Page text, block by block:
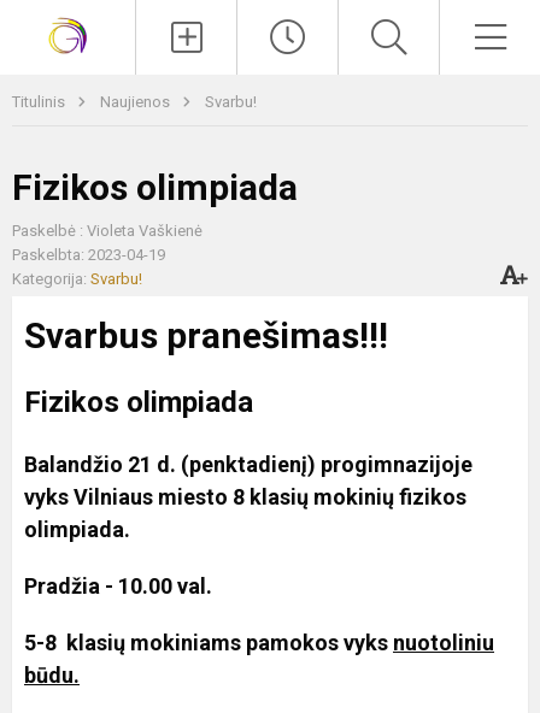
Titulinis Naujienos Svarbu!
Fizikos olimpiada
Paskelbė : Violeta Vaškienė
Paskelbta: 2023-04-19
Kategorija: Svarbu!
Svarbus pranešimas!!!
Fizikos olimpiada
Balandžio 21 d. (penktadienį) progimnazijoje
vyks Vilniaus miesto 8 klasių mokinių fizikos
olimpiada.
Pradžia - 10.00 val.
5-8 klasių mokiniams pamokos vyks nuotoliniu
būdu.